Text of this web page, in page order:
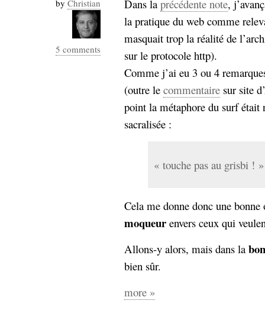
by Christian
5 comments
Dans la précédente note,
la pratique du web comme
masquait trop la réalité de
sur le protocole http).
Comme j’ai eu 3 ou 4
(outre le commentaire sur site
point la métaphore du surf était
sacralisée :
« touche pas au grisbi ! »
Cela me donne donc une
moqueur envers ceux qui
Allons-y alors, mais dans la
bien sûr.
more »